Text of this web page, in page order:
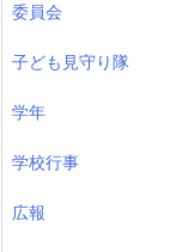
委員会
子ども見守り隊
学年
学校行事
広報